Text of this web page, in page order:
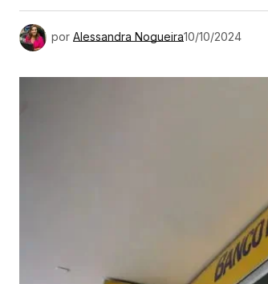
por Alessandra Nogueira10/10/2024